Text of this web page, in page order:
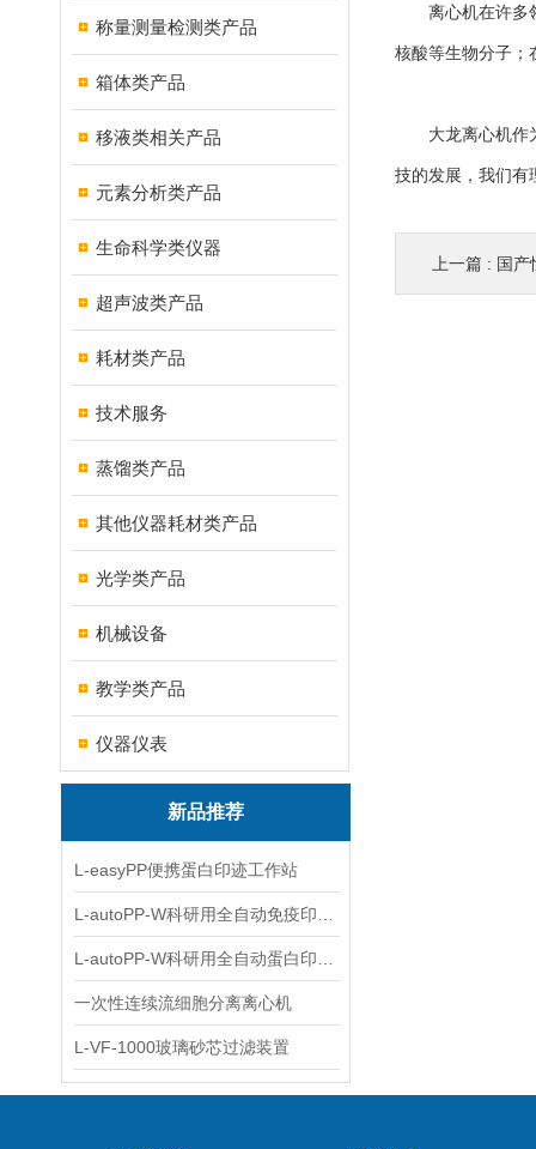
称量测量检测类产品
箱体类产品
移液类相关产品
元素分析类产品
生命科学类仪器
超声波类产品
耗材类产品
技术服务
蒸馏类产品
其他仪器耗材类产品
光学类产品
机械设备
教学类产品
仪器仪表
新品推荐
L-easyPP便携蛋白印迹工作站
一次性连续流细胞分离离心机
L-VF-1000玻璃砂芯过滤装置
离心机在许多领
核酸等生物分子；
大龙离心机作为
技的发展，我们有
上一篇 : 国产